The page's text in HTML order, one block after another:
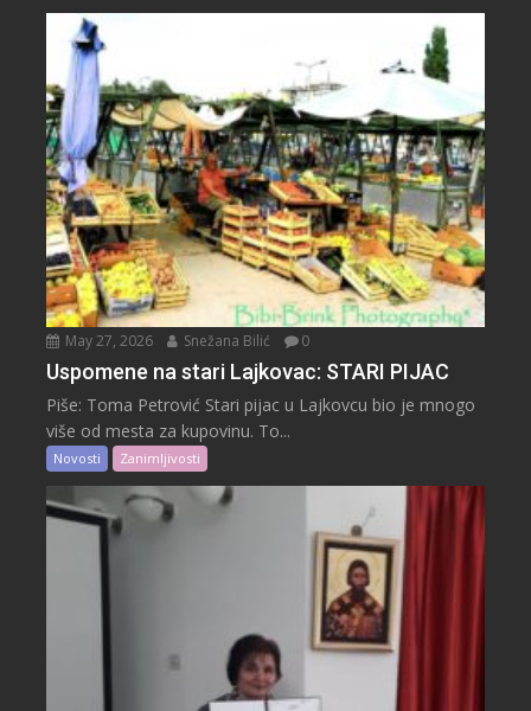
May 27, 2026 Snežana Bilić 0
Uspomene na stari Lajkovac: STARI PIJAC
Piše: Toma Petrović Stari pijac u Lajkovcu bio je mnogo
više od mesta za kupovinu. To...
Novosti Zanimljivosti